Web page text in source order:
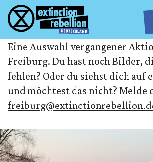
Eine Auswahl vergangener
Freiburg. Du hast noch Bilder,
fehlen? Oder du siehst dich auf
und möchtest das nicht? Melde